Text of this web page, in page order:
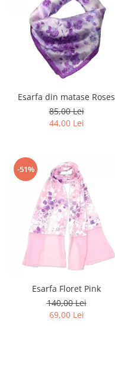
Esarfa din matase Roses
85,00 Lei
44,00 Lei
-51%
Esarfa Floret Pink
140,00 Lei
69,00 Lei